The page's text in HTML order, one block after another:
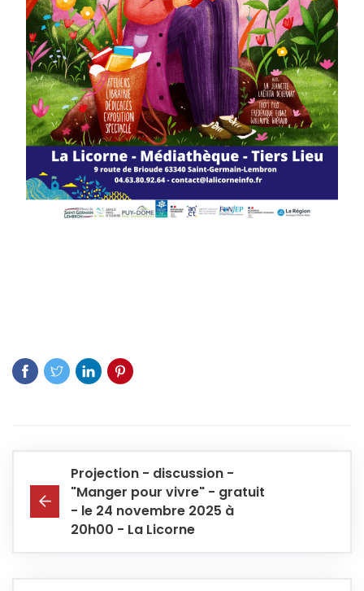
Projection - discussion -
"Manger pour vivre" - gratuit
- le 24 novembre 2025 à
20h00 - La Licorne